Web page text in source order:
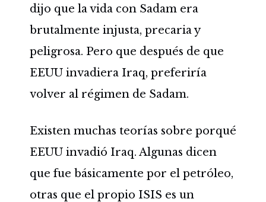
dijo que la vida con Sadam era
brutalmente injusta, precaria y
peligrosa. Pero que después de que
EEUU invadiera Iraq, preferiría
volver al régimen de Sadam.
Existen muchas teorías sobre porqué
EEUU invadió Iraq. Algunas dicen
que fue básicamente por el petróleo,
otras que el propio ISIS es un